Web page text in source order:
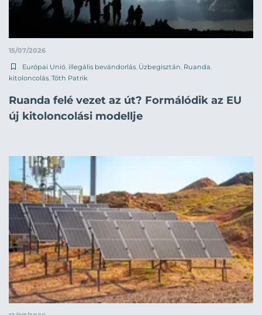
15/07/2026
Európai Unió, illegális bevándorlás, Üzbegisztán, Ruanda,
kitoloncolás, Tóth Patrik
Ruanda felé vezet az út? Formálódik az EU
új kitoloncolási modellje